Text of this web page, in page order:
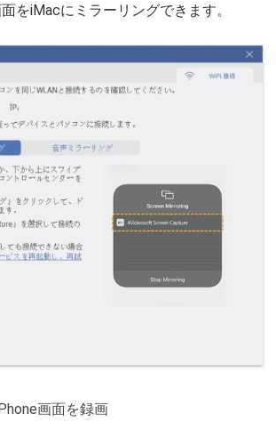
をiMacにミラーリングできます。
画面を録画